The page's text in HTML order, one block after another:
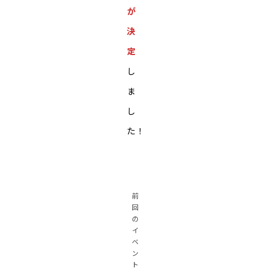
が
決
定
し
ま
し
た！
前
回
の
イ
ベ
ン
ト